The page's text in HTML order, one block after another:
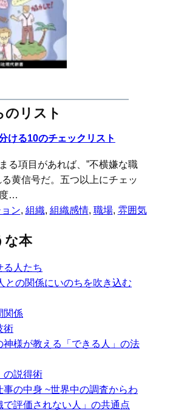
のリスト
ける10のチェックリスト
る項目があれば、”不横嫌な職
黄信号だ。五つ以上にチェッ
…
ン, 組織, 組織感情, 職場, 雰囲気
な本
る人たち
の関係にいのちを吹き込む
関係
術
神様が教える「できる人」の法
の説得術
事の中身 ~世界中の調査からわ
で評価されない人」の共通点